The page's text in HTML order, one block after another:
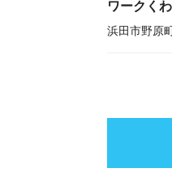
ワークく
浜田市野原